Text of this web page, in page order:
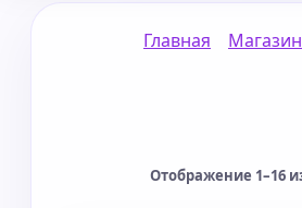
Главная Магазин
Отображение 1–16